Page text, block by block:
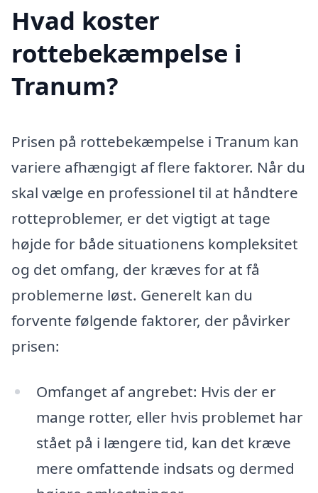
Hvad koster
rottebekæmpelse i
Tranum?
Prisen på rottebekæmpelse i Tranum kan
variere afhængigt af flere faktorer. Når du
skal vælge en professionel til at håndtere
rotteproblemer, er det vigtigt at tage
højde for både situationens kompleksitet
og det omfang, der kræves for at få
problemerne løst. Generelt kan du
forvente følgende faktorer, der påvirker
prisen:
Omfanget af angrebet: Hvis der er
mange rotter, eller hvis problemet har
stået på i længere tid, kan det kræve
mere omfattende indsats og dermed